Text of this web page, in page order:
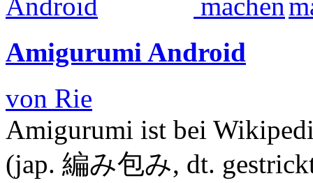
Amigurumi Android
von Rie
Amigurumi ist bei
(jap. 編み包み, dt.